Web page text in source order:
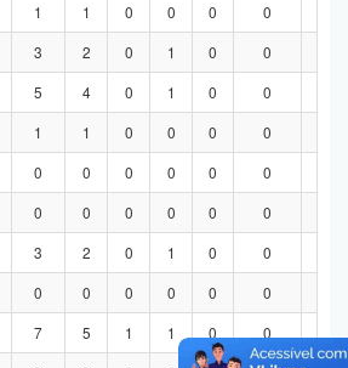
1 1 0 0 0 0
3 2 0 1 0 0
5 4 0 1 0 0
1 1 0 0 0 0
0 0 0 0 0 0
0 0 0 0 0 0
3 2 0 1 0 0
0 0 0 0 0 0
7 5 1 1 0 0